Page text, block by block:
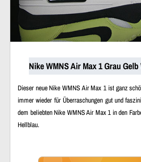
Nike WMNS Air Max 1 Grau
Dieser neue Nike WMNS Air Max 1 ist ganz
immer wieder für Überraschungen gut und
dem beliebten Nike WMNS Air Max 1 in den
Hellblau.